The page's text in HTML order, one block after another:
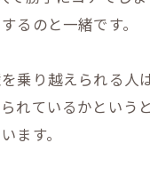
るのと一緒です。
乗り越えられる人は
れているかというと
ます。